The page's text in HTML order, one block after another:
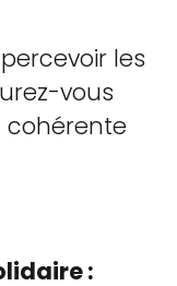
les
vous
cohérente
: